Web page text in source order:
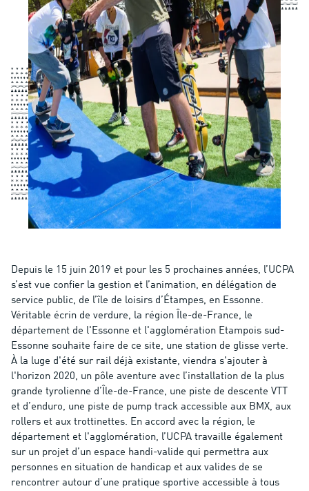
Depuis le 15 juin 2019 et pour les 5 prochaines années, l’UCPA
s’est vue confier la gestion et l’animation, en délégation de
service public, de l’île de loisirs d’Étampes, en Essonne.
Véritable écrin de verdure, la région Île-de-France, le
département de l'Essonne et l'agglomération Etampois sud-
Essonne souhaite faire de ce site, une station de glisse verte.
À la luge d'été sur rail déjà existante, viendra s'ajouter à
l'horizon 2020, un pôle aventure avec l’installation de la plus
grande tyrolienne d’Île-de-France, une piste de descente VTT
et d’enduro, une piste de pump track accessible aux BMX, aux
rollers et aux trottinettes. En accord avec la région, le
département et l'agglomération, l’UCPA travaille également
sur un projet d’un espace handi-valide qui permettra aux
personnes en situation de handicap et aux valides de se
rencontrer autour d’une pratique sportive accessible à tous